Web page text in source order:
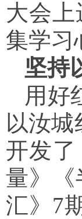
大会
集学习
坚持
用好
以汝城
开发
量》《
汇》7